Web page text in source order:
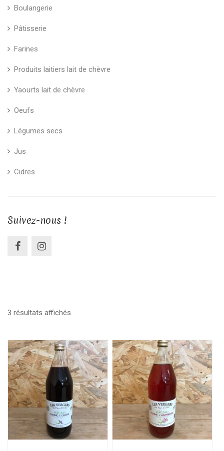
3 résultats affichés
Boulangerie
Pâtisserie
Farines
Produits laitiers lait de chèvre
Yaourts lait de chèvre
Oeufs
Légumes secs
Jus
Cidres
Suivez-nous !